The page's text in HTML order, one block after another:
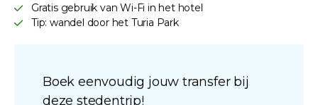
Gratis gebruik van Wi-Fi in het hotel
Tip: wandel door het Turia Park
Boek eenvoudig jouw transfer bij
deze stedentrip!